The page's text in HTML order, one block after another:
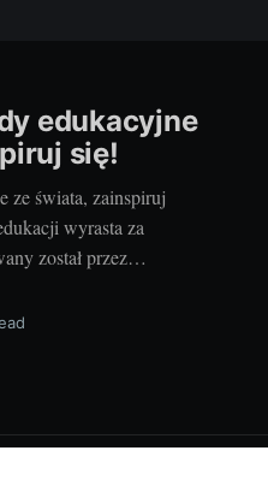
edukacyjne
się!
ze świata, zainspiruj
wyrasta za
został przez
które wyrosły za
rozwiązań